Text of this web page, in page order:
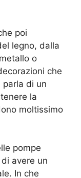
poi
legno, dalla
o
che
parla di un
la
moltissimo
pompe
avere un
In che